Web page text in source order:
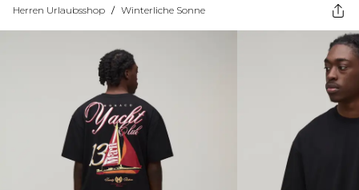
Herren Urlaubsshop / Winterliche Sonne